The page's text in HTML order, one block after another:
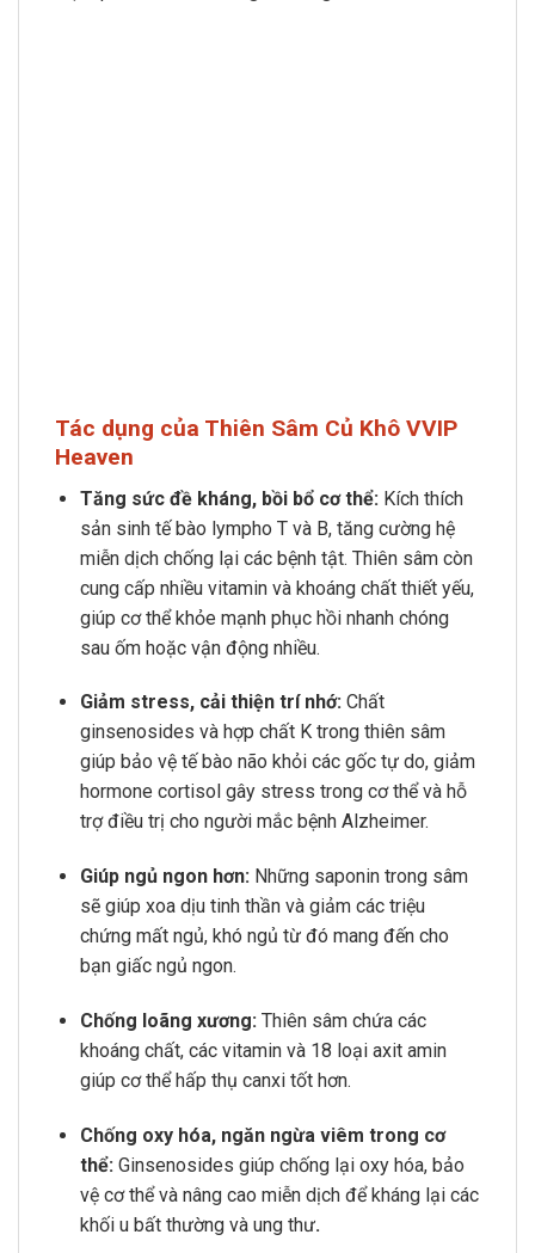
Tác dụng của Thiên Sâm Củ Khô VVIP
Heaven
Tăng sức đề kháng, bồi bổ cơ thể: Kích thích
sản sinh tế bào lympho T và B, tăng cường hệ
miễn dịch chống lại các bệnh tật. Thiên sâm còn
cung cấp nhiều vitamin và khoáng chất thiết yếu,
giúp cơ thể khỏe mạnh phục hồi nhanh chóng
sau ốm hoặc vận động nhiều.
Giảm stress, cải thiện trí nhớ: Chất
ginsenosides và hợp chất K trong thiên sâm
giúp bảo vệ tế bào não khỏi các gốc tự do, giảm
hormone cortisol gây stress trong cơ thể và hỗ
trợ điều trị cho người mắc bệnh Alzheimer.
Giúp ngủ ngon hơn: Những saponin trong sâm
sẽ giúp xoa dịu tinh thần và giảm các triệu
chứng mất ngủ, khó ngủ từ đó mang đến cho
bạn giấc ngủ ngon.
Chống loãng xương: Thiên sâm chứa các
khoáng chất, các vitamin và 18 loại axit amin
giúp cơ thể hấp thụ canxi tốt hơn.
Chống oxy hóa, ngăn ngừa viêm trong cơ
thể: Ginsenosides giúp chống lại oxy hóa, bảo
vệ cơ thể và nâng cao miễn dịch để kháng lại các
khối u bất thường và ung thư.